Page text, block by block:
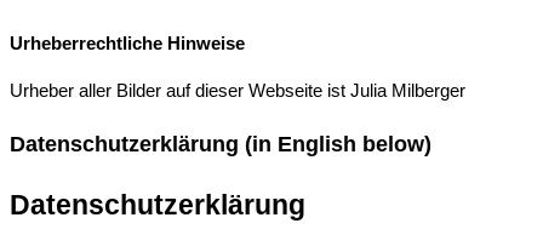
Urheberrechtliche Hinweise
Urheber aller Bilder auf dieser Webseite ist Julia Milberger
Datenschutzerklärung (in English below)
Datenschutzerklärung